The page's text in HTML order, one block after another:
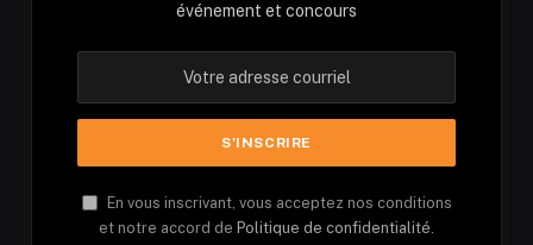
événement et concours
En vous inscrivant, vous acceptez nos conditions
et notre accord de Politique de confidentialité.